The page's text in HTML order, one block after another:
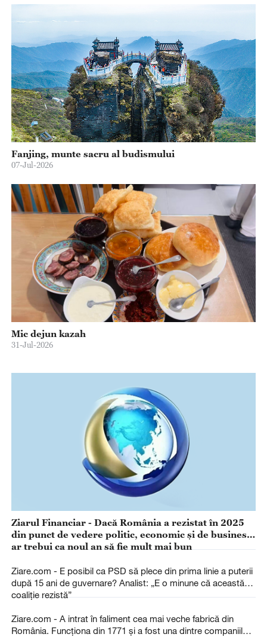
Fanjing, munte sacru al budismului
07-Jul-2026
Mic dejun kazah
31-Jul-2026
Ziarul Financiar - Dacă România a rezistat în 2025
din punct de vedere politic, economic şi de business,
ar trebui ca noul an să fie mult mai bun
Ziare.com - E posibil ca PSD să plece din prima linie a puterii
după 15 ani de guvernare? Analist: „E o minune că această
coaliție rezistă”
Ziare.com - A intrat în faliment cea mai veche fabrică din
România. Funcționa din 1771 și a fost una dintre companiile